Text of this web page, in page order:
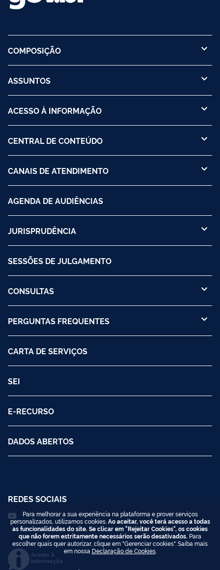
COMPOSIÇÃO
ASSUNTOS
ACESSO À INFORMAÇÃO
CENTRAL DE CONTEÚDO
CANAIS DE ATENDIMENTO
AGENDA DE AUDIÊNCIAS
JURISPRUDÊNCIA
SESSÕES DE JULGAMENTO
CONSULTAS
PERGUNTAS FREQUENTES
CARTA DE SERVIÇOS
SEI
E-RECURSO
DADOS ABERTOS
REDES SOCIAIS
Acesso à
Informação
Para melhorar a sua experiência na plataforma e prover serviços
personalizados, utilizamos cookies. Ao aceitar, você terá acesso a todas
as funcionalidades do site. Se clicar em "Rejeitar Cookies", os cookies
que não forem estritamente necessários serão desativados. Para
escolher quais quer autorizar, clique em "Gerenciar cookies". Saiba mais
em nossa Declaração de Cookies.